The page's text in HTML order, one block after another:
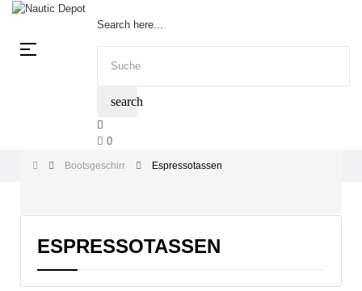
Umschalten
☰
Search here...
search
0
Bootsgeschirr Espressotassen
ESPRESSOTASSEN